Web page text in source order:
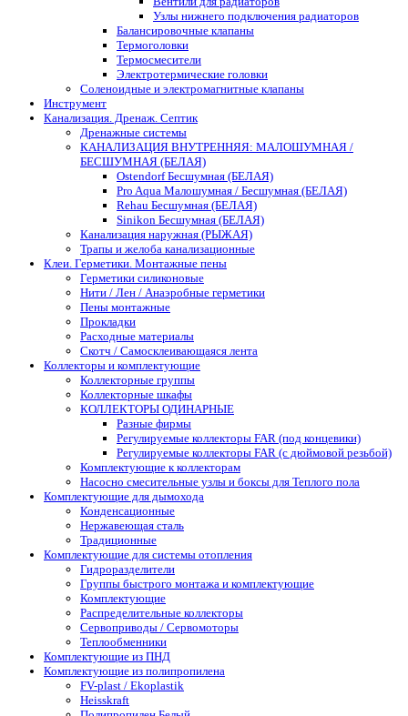
Узлы нижнего подключения радиаторов
Балансировочные клапаны
Термоголовки
Термосмесители
Электротермические головки
Соленоидные и электромагнитные клапаны
Инструмент
Канализация. Дренаж. Септик
Дренажные системы
КАНАЛИЗАЦИЯ ВНУТРЕННЯЯ: МАЛОШУМНАЯ /
БЕСШУМНАЯ (БЕЛАЯ)
Ostendorf Бесшумная (БЕЛАЯ)
Pro Aqua Малошумная / Бесшумная (БЕЛАЯ)
Rehau Бесшумная (БЕЛАЯ)
Sinikon Бесшумная (БЕЛАЯ)
Канализация наружная (РЫЖАЯ)
Трапы и желоба канализационные
Клеи. Герметики. Монтажные пены
Герметики силиконовые
Нити / Лен / Анаэробные герметики
Пены монтажные
Прокладки
Расходные материалы
Скотч / Самосклеивающаяся лента
Коллекторы и комплектующие
Коллекторные группы
Коллекторные шкафы
КОЛЛЕКТОРЫ ОДИНАРНЫЕ
Разные фирмы
Регулируемые коллекторы FAR (под концевики)
Регулируемые коллекторы FAR (с дюймовой резьбой)
Комплектующие к коллекторам
Насосно смесительные узлы и боксы для Теплого пола
Комплектующие для дымохода
Конденсационные
Нержавеющая сталь
Традиционные
Комплектующие для системы отопления
Гидроразделители
Группы быстрого монтажа и комплектующие
Комплектующие
Распределительные коллекторы
Сервоприводы / Сервомоторы
Теплообменники
Комплектующие из ПНД
Комплектующие из полипропилена
FV-plast / Ekoplastik
Heisskraft